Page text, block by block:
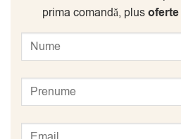
prima comandă, plusoferte